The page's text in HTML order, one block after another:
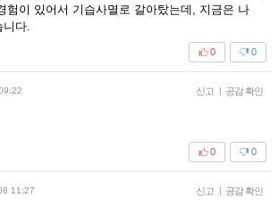
험이 있어서 기습사멸로 갈아탔는데, 지금은 나
다.
0
0
신고 | 공감 확인
0
0
11:27 신고 | 공감 확인